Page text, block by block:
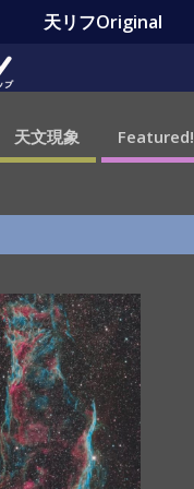
天リフOriginal
天文現象 Featured!